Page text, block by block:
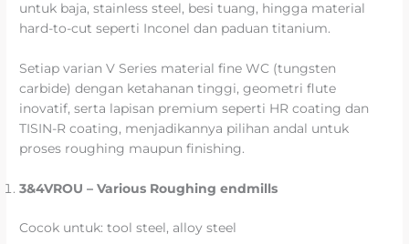
untuk baja, stainless steel, besi tuang, hingga material
hard-to-cut seperti Inconel dan paduan titanium.
Setiap varian V Series material fine WC (tungsten
carbide) dengan ketahanan tinggi, geometri flute
inovatif, serta lapisan premium seperti HR coating dan
TISIN-R coating, menjadikannya pilihan andal untuk
proses roughing maupun finishing.
3&4VROU – Various Roughing endmills
Cocok untuk: tool steel, alloy steel